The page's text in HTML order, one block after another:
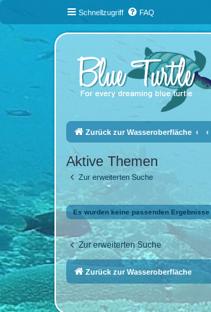
Schnellzugriff FAQ
Zurück zur Wasseroberfläche
Aktive Themen
Zur erweiterten Suche
Es wurden keine passenden Ergebnisse
Zur erweiterten Suche
Zurück zur Wasseroberfläche